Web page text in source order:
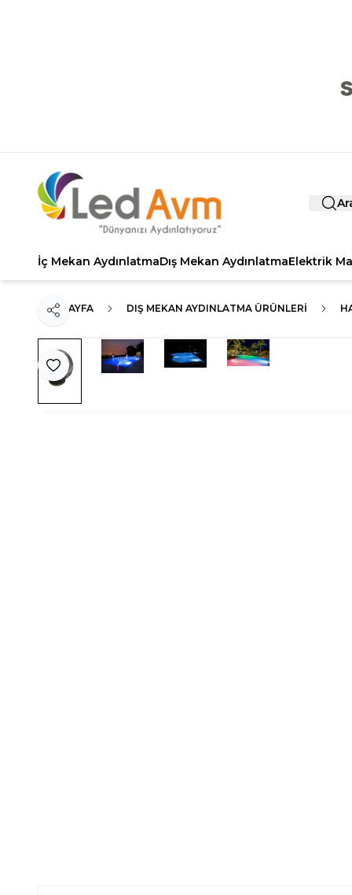
İç Mekan AydınlatmaDış Mekan AydınlatmaElektrik
ANA SAYFA DIŞ MEKAN AYDINLATMA ÜRÜNLERI
Favoriye Ekle
Paylaş